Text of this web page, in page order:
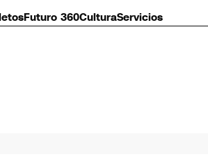
Futuro 360CulturaServicios